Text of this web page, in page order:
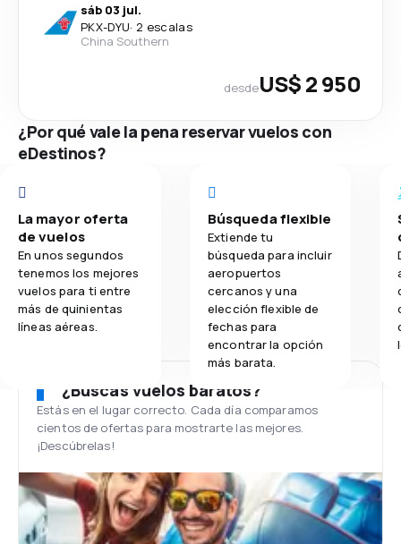
sáb 03 jul.
PKX-DYU· 2 escalas
China Southern
desdeUS$ 2 950
¿Por qué vale la pena reservar vuelos con
eDestinos?
La mayor oferta
de vuelos
En unos segundos
tenemos los mejores
vuelos para ti entre
más de quinientas
líneas aéreas.
Búsqueda flexible
Extiende tu
búsqueda para incluir
aeropuertos
cercanos y una
elección flexible de
fechas para
encontrar la opción
más barata.
¿Buscas vuelos baratos?
Estás en el lugar correcto. Cada día comparamos
cientos de ofertas para mostrarte las mejores.
¡Descúbrelas!